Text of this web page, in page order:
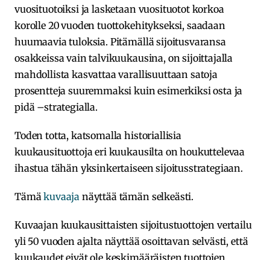
vuosituotoiksi ja lasketaan vuosituotot korkoa
korolle 20 vuoden tuottokehitykseksi, saadaan
huumaavia tuloksia. Pitämällä sijoitusvaransa
osakkeissa vain talvikuukausina, on sijoittajalla
mahdollista kasvattaa varallisuuttaan satoja
prosentteja suuremmaksi kuin esimerkiksi osta ja
pidä –strategialla.
Toden totta, katsomalla historiallisia
kuukausituottoja eri kuukausilta on houkuttelevaa
ihastua tähän yksinkertaiseen sijoitusstrategiaan.
Tämäkuvaaja näyttää tämän selkeästi.
Kuvaajan kuukausittaisten sijoitustuottojen vertailu
yli 50 vuoden ajalta näyttää osoittavan selvästi, että